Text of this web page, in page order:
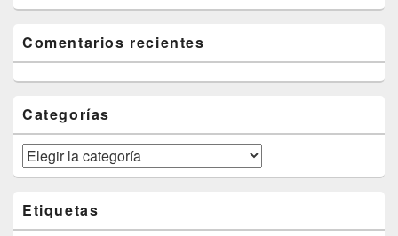
Comentarios recientes
Categorías
Categorías
Etiquetas